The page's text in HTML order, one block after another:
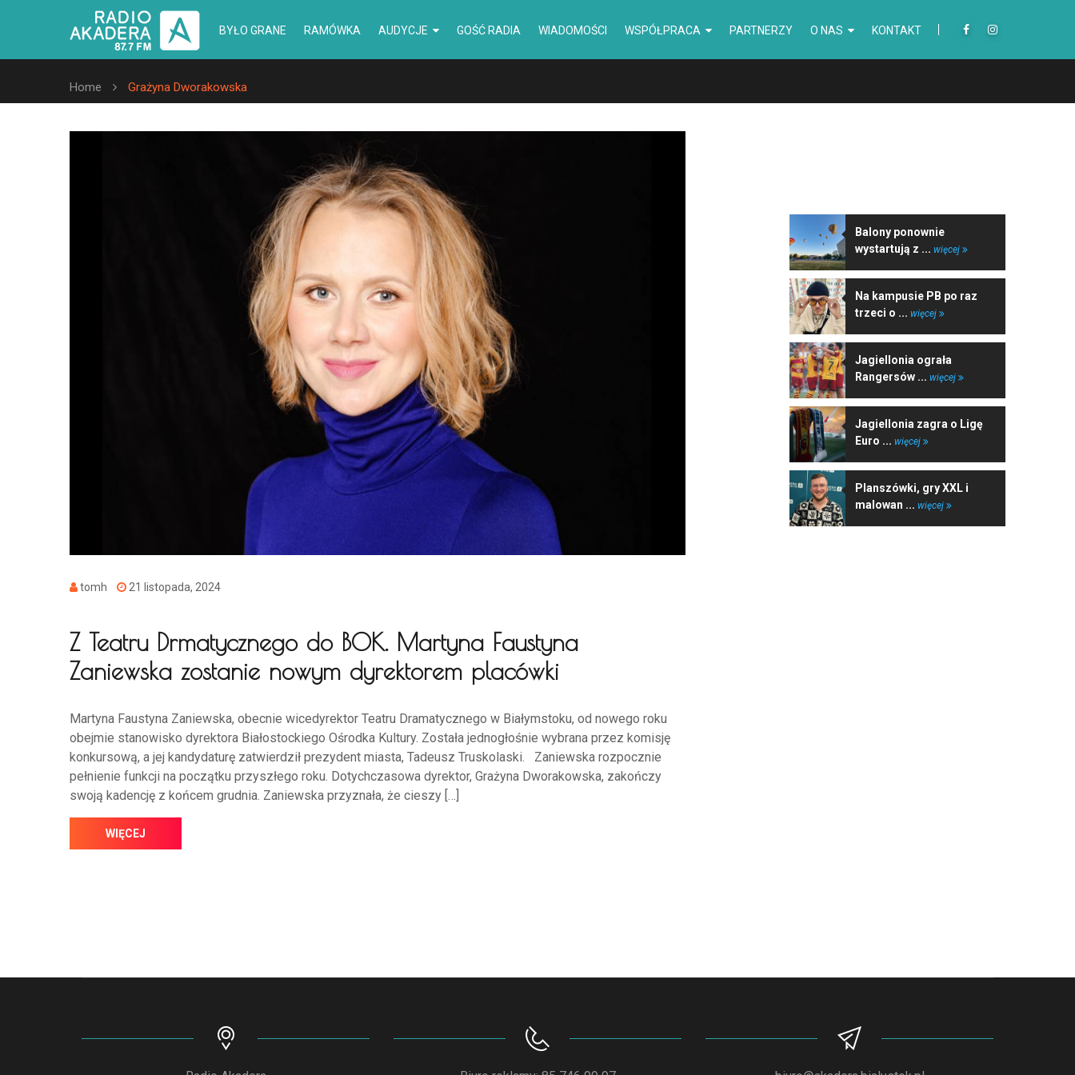
BYŁO GRANE RAMÓWKA AUDYCJE GOŚĆ RADIA WIADOMOŚCI WSPÓŁPRACA PARTNERZY O NAS KONTAKT
Home Grażyna Dworakowska
tomh 21 listopada, 2024
Z Teatru Drmatycznego do BOK. Martyna Faustyna
Zaniewska zostanie nowym dyrektorem placówki
Martyna Faustyna Zaniewska, obecnie wicedyrektor Teatru Dramatycznego w Białymstoku, od nowego roku
obejmie stanowisko dyrektora Białostockiego Ośrodka Kultury. Została jednogłośnie wybrana przez komisję
konkursową, a jej kandydaturę zatwierdził prezydent miasta, Tadeusz Truskolaski. Zaniewska rozpocznie
pełnienie funkcji na początku przyszłego roku. Dotychczasowa dyrektor, Grażyna Dworakowska, zakończy
swoją kadencję z końcem grudnia. Zaniewska przyznała, że cieszy […]
WIĘCEJ
Balony ponownie
wystartują z ... więcej
Na kampusie PB po raz
trzeci o ... więcej
Jagiellonia ograła
Rangersów ... więcej
Jagiellonia zagra o Ligę
Euro ... więcej
Planszówki, gry XXL i
malowan ... więcej